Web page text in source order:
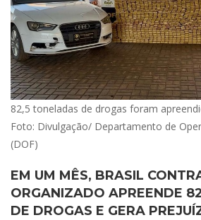
82,5 toneladas de drogas foram
Foto: Divulgação/ Departamento de
(DOF)
EM UM MÊS, BRASIL
ORGANIZADO APREENDE
DE DROGAS E GERA